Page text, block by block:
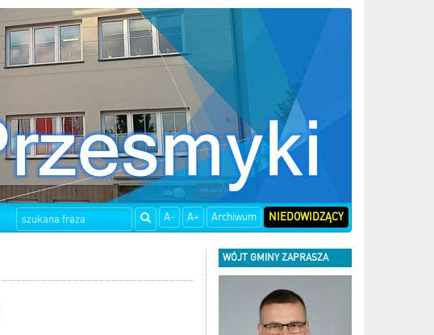
A- A+ Archiwum NIEDOWIDZĄCY
WÓJT GMINY ZAPRASZA